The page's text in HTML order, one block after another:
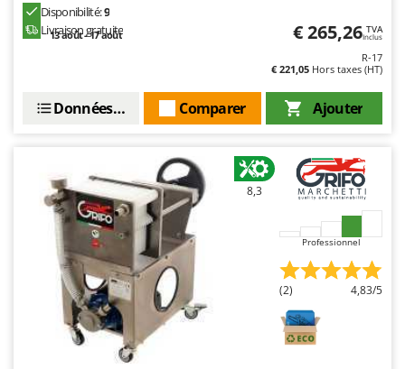
NuAir
NuovaFac
Officine Savioli
OMA
Omas
Ompagrill
Ooni
Oriental Koshin
Outdoorchef
Disponibilité:9
Livraison gratuite
13 août - 17 août € 265,26 TVA
Inclus
R-17
€ 221,05 Hors taxes (HT)
Ajouter
Comparer
Données techniques
8,3
Professionnel
(2) 4,83/5